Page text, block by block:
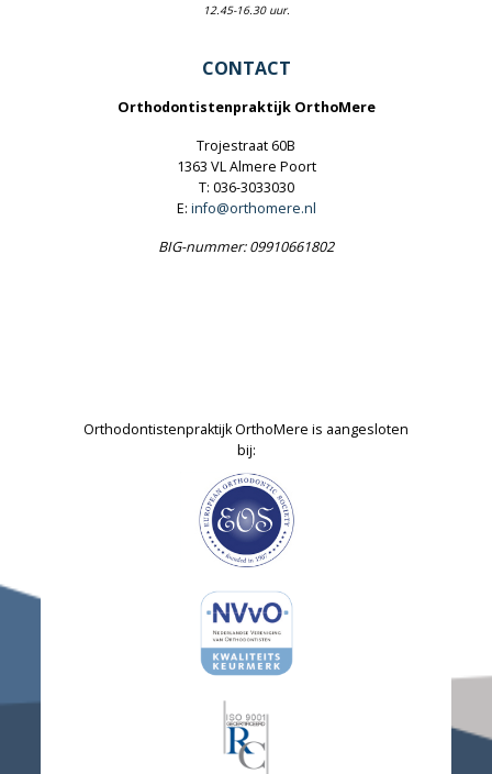
12.45-16.30 uur.
CONTACT
Orthodontistenpraktijk OrthoMere
Trojestraat 60B
1363 VL Almere Poort
T: 036-3033030
E: info@orthomere.nl
BIG-nummer: 09910661802
Orthodontistenpraktijk OrthoMere is aangesloten
bij: